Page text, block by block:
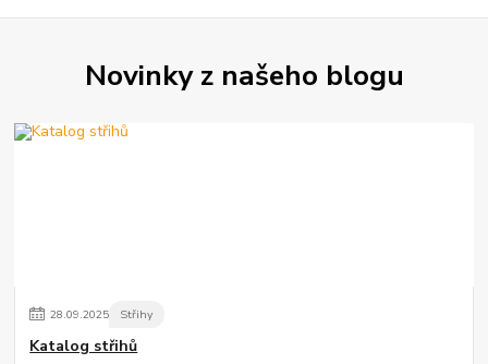
Novinky z našeho blogu
28.09.2025 Střihy
Katalog střihů